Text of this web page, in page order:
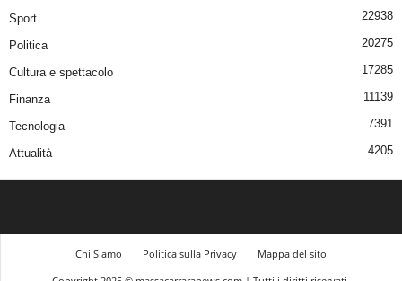
Sport 22938
Politica 20275
Cultura e spettacolo 17285
Finanza 11139
Tecnologia 7391
Attualità 4205
Chi Siamo Politica sulla Privacy
Mappa del sito